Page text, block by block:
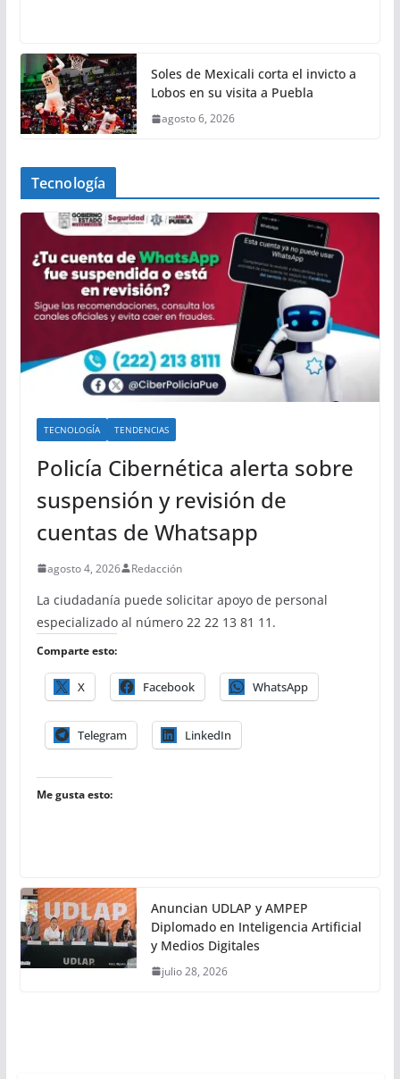
Soles de Mexicali corta el invicto a
Lobos en su visita a Puebla
agosto 6, 2026
Tecnología
TECNOLOGÍA TENDENCIAS
Policía Cibernética alerta sobre
suspensión y revisión de
cuentas de Whatsapp
agosto 4, 2026 Redacción
La ciudadanía puede solicitar apoyo de personal
especializado al número 22 22 13 81 11.
Comparte esto:
X Facebook WhatsApp
Telegram LinkedIn
Me gusta esto:
Anuncian UDLAP y AMPEP
Diplomado en Inteligencia Artificial
y Medios Digitales
julio 28, 2026